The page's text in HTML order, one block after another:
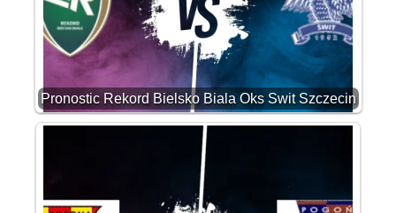
Pronostic Rekord Bielsko Biala Oks Swit Szczecin